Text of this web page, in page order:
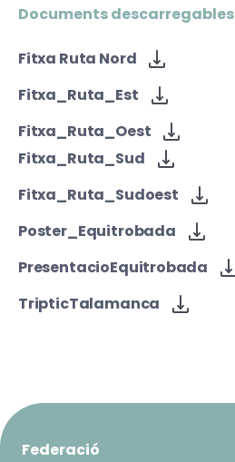
Documents descarregables
Fitxa Ruta Nord
Fitxa_Ruta_Est
Fitxa_Ruta_Oest
Fitxa_Ruta_Sud
Fitxa_Ruta_Sudoest
Poster_Equitrobada
PresentacioEquitrobada
TripticTalamanca
Federació